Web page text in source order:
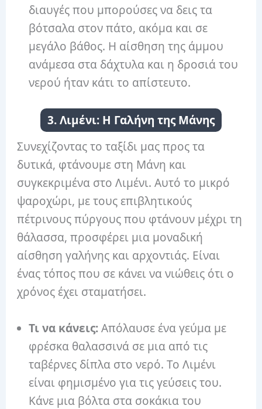
διαυγές που μπορούσες να δεις τα
βότσαλα στον πάτο, ακόμα και σε
μεγάλο βάθος. Η αίσθηση της άμμου
ανάμεσα στα δάχτυλα και η δροσιά του
νερού ήταν κάτι το απίστευτο.
3. Λιμένι: Η Γαλήνη της Μάνης
Συνεχίζοντας το ταξίδι μας προς τα
δυτικά, φτάνουμε στη Μάνη και
συγκεκριμένα στο Λιμένι. Αυτό το μικρό
ψαροχώρι, με τους επιβλητικούς
πέτρινους πύργους που φτάνουν μέχρι τη
θάλασσα, προσφέρει μια μοναδική
αίσθηση γαλήνης και αρχοντιάς. Είναι
ένας τόπος που σε κάνει να νιώθεις ότι ο
χρόνος έχει σταματήσει.
Τι να κάνεις:Απόλαυσε ένα γεύμα με
φρέσκα θαλασσινά σε μια από τις
ταβέρνες δίπλα στο νερό. Το Λιμένι
είναι φημισμένο για τις γεύσεις του.
Κάνε μια βόλτα στα σοκάκια του